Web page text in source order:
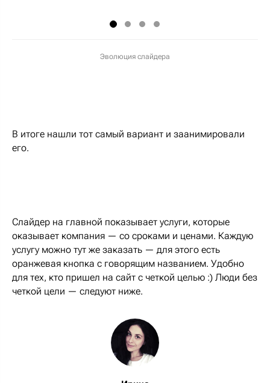
Эволюция слайдера
В итоге нашли тот самый вариант и заанимировали
его.
Слайдер на главной показывает услуги, которые
оказывает компания — со сроками и ценами. Каждую
услугу можно тут же заказать — для этого есть
оранжевая кнопка с говорящим названием. Удобно
для тех, кто пришел на сайт с четкой целью :) Люди без
четкой цели — следуют ниже.